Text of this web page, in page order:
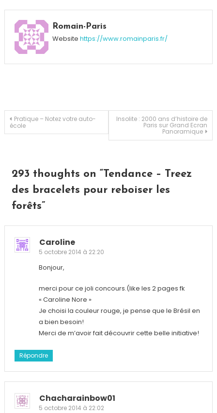
Bracelet,
concours,
Engagement,
Romain-Paris
Website https://www.romainparis.fr/
Navigation
Pratique – Notez votre auto-
école
Insolite : 2000 ans d’histoire de
Paris sur Grand Ecran
Panoramique
293 thoughts on “Tendance – Treez
des bracelets pour reboiser les
forêts”
Caroline
5 octobre 2014 à 22:20
Bonjour,
merci pour ce joli concours.(like les 2 pages fk
« Caroline Nore »
Je choisi la couleur rouge, je pense que le Brésil en
a bien besoin!
Merci de m’avoir fait découvrir cette belle initiative!
Répondre
Chacharainbow01
5 octobre 2014 à 22:02